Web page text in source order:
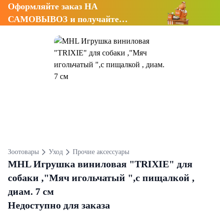
Оформляйте заказ НА
САМОВЫВОЗ и получайте
Зоотовары Уход Прочие аксессуары
MHL Игрушка виниловая "TRIXIE" для
собаки ,"Мяч игольчатый ",с пищалкой ,
диам. 7 см
Недоступно для заказа